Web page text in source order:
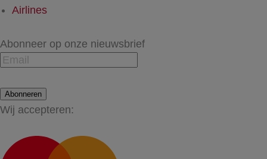
Airlines
Abonneer op onze nieuwsbrief
Abonneren
Wij accepteren: